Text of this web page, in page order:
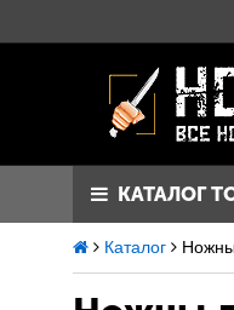
КАТАЛОГ
Каталог